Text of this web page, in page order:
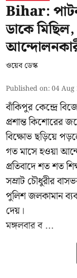
Bihar:
ডাকে
ওয়েব ডেস্ক
Published on:04 Aug
বাঁকিপুর কেন্দ্রে
প্রশান্ত কিশোরের
বিক্ষোভ ছড়িয়ে
গত মাসে হওয়া
প্রতিবাদে শত শত
সম্রাট চৌধুরীর
পুলিশ জলকামান
দেয়।
মঙ্গলবার ব ...